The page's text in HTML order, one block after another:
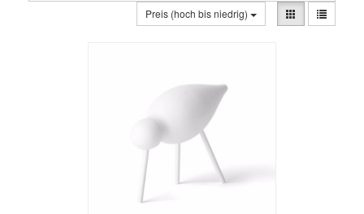
Preis (hoch bis niedrig)